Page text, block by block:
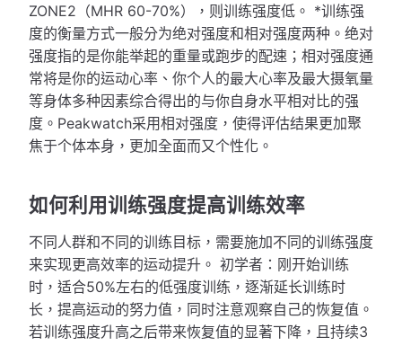
ZONE2（MHR 60-70%），则训练强度低。 *训练强
度的衡量方式一般分为绝对强度和相对强度两种。绝对
强度指的是你能举起的重量或跑步的配速；相对强度通
常将是你的运动心率、你个人的最大心率及最大摄氧量
等身体多种因素综合得出的与你自身水平相对比的强
度。Peakwatch采用相对强度，使得评估结果更加聚
焦于个体本身，更加全面而又个性化。
如何利用训练强度提高训练效率
不同人群和不同的训练目标，需要施加不同的训练强度
来实现更高效率的运动提升。 初学者：刚开始训练
时，适合50%左右的低强度训练，逐渐延长训练时
长，提高运动的努力值，同时注意观察自己的恢复值。
若训练强度升高之后带来恢复值的显著下降，且持续3